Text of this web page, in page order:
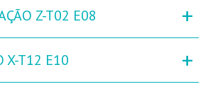
Z-T02 E08 +
X-T12 E10 +